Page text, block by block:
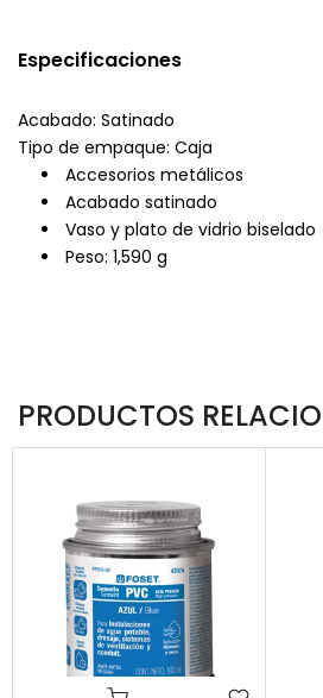
Especificaciones
Acabado: Satinado
Tipo de empaque: Caja
Accesorios metálicos
Acabado satinado
Vaso y plato de vidrio biselado
Peso: 1,590 g
PRODUCTOS